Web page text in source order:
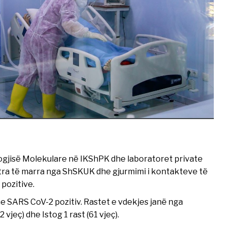
Molekulare në IKShPK dhe laboratoret private
të marra nga ShSKUK dhe gjurmimi i kontakteve të
CoV-2 pozitiv. Rastet e vdekjes janë nga
vjeç) dhe Istog 1 rast (61 vjeç).